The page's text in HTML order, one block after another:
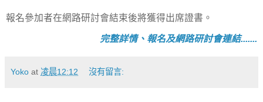
報名參加者在網路研討會結束後將獲得出席證書。
完整詳情、報名及網路研討會連結.......
Yoko at 凌晨12:12 沒有留言: